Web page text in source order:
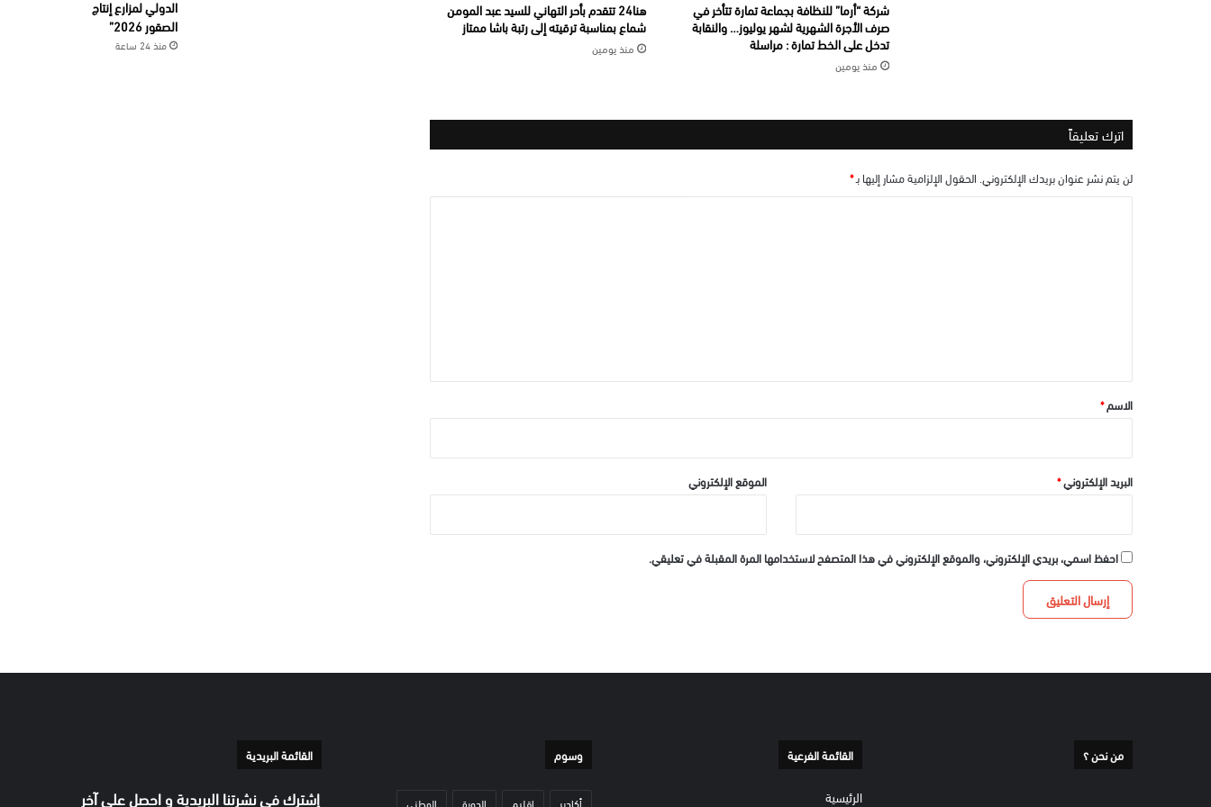
شركة “أرما” للنظافة بجماعة تمارة تتأخر في
صرف الأجرة الشهرية لشهر يوليوز… والنقابة
تدخل على الخط تمارة : مراسلة
منذ يومين
هنا24 تتقدم بأحر التهاني للسيد عبد المومن
شماع بمناسبة ترقيته إلى رتبة باشا ممتاز
منذ يومين
اترك تعليقاً
لن يتم نشر عنوان بريدك الإلكتروني. الحقول الإلزامية مشار إليها بـ*
*الاسم*
البريد الإلكتروني* الموقع الإلكتروني
احفظ اسمي، بريدي الإلكتروني، والموقع الإلكتروني في هذا المتصفح لاستخدامها المرة المقبلة في تعليقي.
الدولي لمزارع إنتاج
الصقور 2026”
منذ 24 ساعة
من نحن ؟ القائمة الفرعية
الرئيسية
وسوم
أكادير إقليم الدورة الوطني
القائمة البريدية
إشترك في نشرتنا البريدية و احصل على آخر